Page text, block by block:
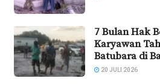
7 Bulan Hak
Karyawan
Batubara di
20 JULI 2026